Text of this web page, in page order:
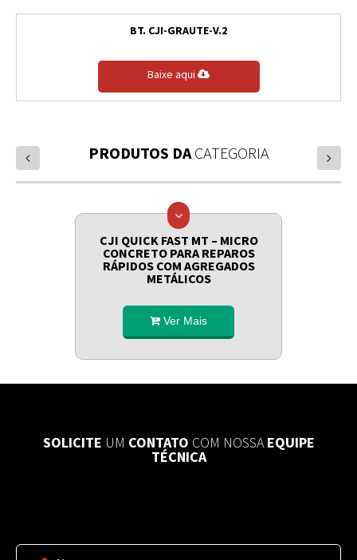
BT. CJI-GRAUTE-V.2
Baixe aqui
PRODUTOS DACATEGORIA
CJI QUICK FAST MT – MICRO
CONCRETO PARA REPAROS
RÁPIDOS COM AGREGADOS
METÁLICOS
Ver Mais
prev next
SOLICITE UM CONTATO COM NOSSAEQUIPE
TÉCNICA